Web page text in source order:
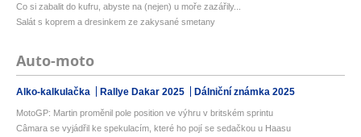
Co si zabalit do kufru, abyste na (nejen) u moře zazářily...
Salát s koprem a dresinkem ze zakysané smetany
Auto-moto
Alko-kalkulačka Rallye Dakar 2025 Dálniční známka 2025
MotoGP: Martin proměnil pole position ve výhru v britském sprintu
Câmara se vyjádřil ke spekulacím, které ho pojí se sedačkou u Haasu